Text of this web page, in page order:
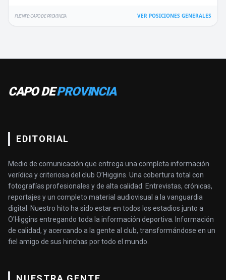
FUENTE: CAPO DE PROVINCIA VER POSICIONES GENERALES
CAPO DEPROVINCIA
EDITORIAL
Medio de comunicación que entrega una completa información
verídica y criteriosa del club O’Higgins. Una cobertura total con
fotografías profesionales y de alta calidad. Entrevistas, crónicas,
reportajes y un completo material audiovisual a la vanguardia
digital. Nuestro hito ha sido estar en todos los estadios junto a
O'Higgins entregando toda la información deportiva. Información
de calidad, y acercando a la gente al club, transformándose en un
fiel amigo de sus hinchas por todo el mundo.